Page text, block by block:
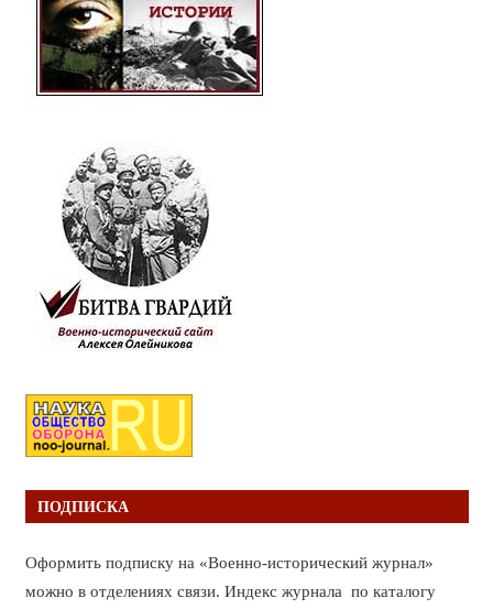
ПОДПИСКА
Оформить подписку на «Военно-исторический журнал»
можно в отделениях связи. Индекс журнала по каталогу